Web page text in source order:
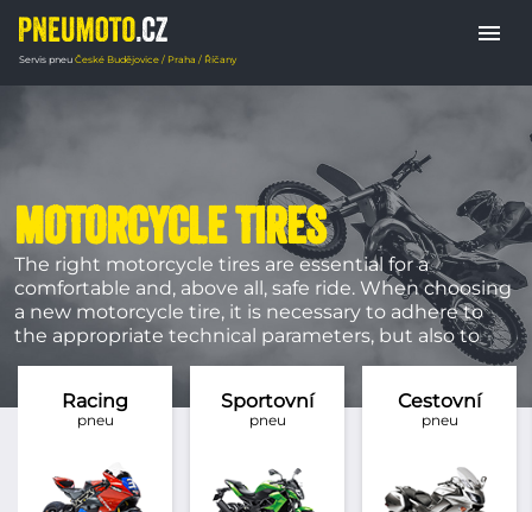
Servis pneu České Budějovice / Praha / Říčany
menu
MOTORCYCLE TIRES
The right motorcycle tires are essential for a
comfortable and, above all, safe ride. When choosing
a new motorcycle tire, it is necessary to adhere to
the appropriate technical parameters, but also to
take into account the riding style and method of
Racing
pneu
Sportovní
pneu
Cestovní
pneu